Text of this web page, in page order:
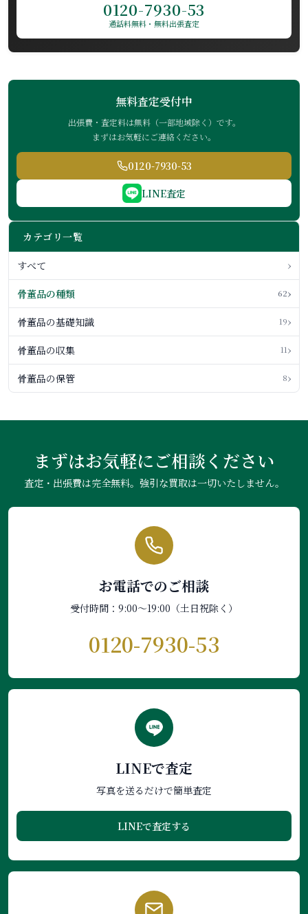
0120-7930-53
通話料無料・無料出張査定
無料査定受付中
出張費・査定料は無料（一部地域除く）です。
まずはお気軽にご連絡ください。
0120-7930-53
LINE査定
カテゴリ一覧
すべて ›
骨董品の種類 62›
骨董品の基礎知識 19›
骨董品の収集 11›
骨董品の保管 8›
まずはお気軽にご相談ください
査定・出張費は完全無料。強引な買取は一切いたしません。
お電話でのご相談
受付時間：9:00〜19:00（土日祝除く）
0120-7930-53
LINEで査定
写真を送るだけで簡単査定
LINEで査定する